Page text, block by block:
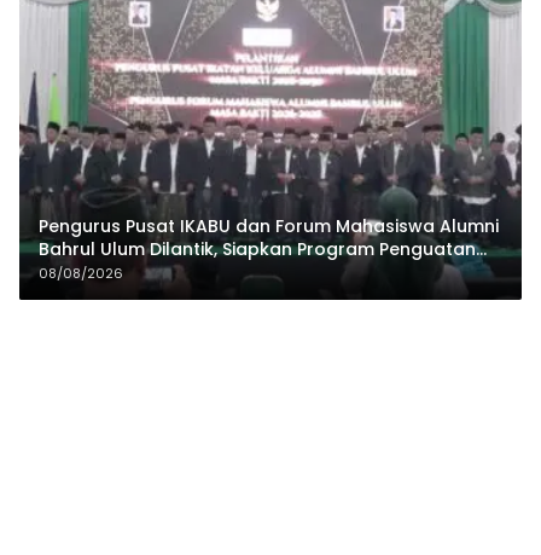
Pengurus Pusat IKABU dan Forum Mahasiswa Alumni
Bahrul Ulum Dilantik, Siapkan Program Penguatan
Organisasi dan Ekonomi
08/08/2026